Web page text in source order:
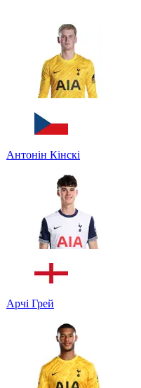
Антонін Кінскі
Арчі Грей